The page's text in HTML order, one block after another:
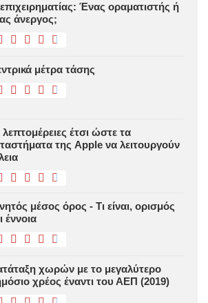
Ένας οραματιστής ή
άνεργος;
μέτρα τάσης
λεπτομέρειες έτσι ώστε τα
της Apple να λειτουργούν
μέσος όρος - Τι είναι, ορισμός
έννοια
χωρών με το μεγαλύτερο
χρέος έναντι του ΑΕΠ (2019)